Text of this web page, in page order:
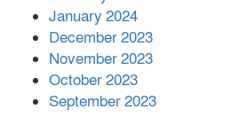
January 2024
December 2023
November 2023
October 2023
September 2023